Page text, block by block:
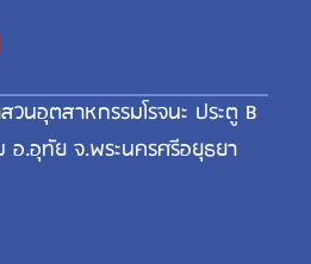
วนอุตสาหกรรมโรจนะ ประตู B
.อุทัย จ.พระนครศรีอยุธยา